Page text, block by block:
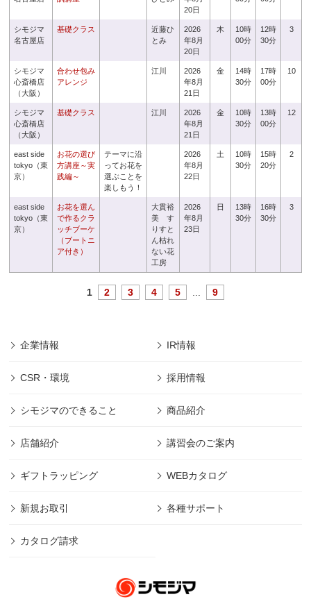
20日
シモジマ
名古屋店
基礎クラス
近藤ひ
とみ
2026
年8月
20日
木
10時
00分
12時
30分
3
シモジマ
心斎橋店
（大阪）
合わせ包み
アレンジ
江川
2026
年8月
21日
金
14時
30分
17時
00分
10
シモジマ
心斎橋店
（大阪）
基礎クラス 江川
2026
年8月
21日
金
10時
30分
13時
00分
12
east side
tokyo（東
京）
お花の選び
方講座～実
践編～
テーマに沿
ってお花を
選ぶことを
楽しもう！
2026
年8月
22日
土
10時
30分
15時
20分
2
east side
tokyo（東
京）
お花を選ん
で作るクラ
ッチブーケ
（ブートニ
ア付き）
大貫裕
美 す
りすと
ん枯れ
ない花
工房
2026
年8月
23日
日
13時
30分
16時
30分
3
1 2 3 4 5 9
企業情報 IR情報
CSR・環境 採用情報
シモジマのできること 商品紹介
店舗紹介 講習会のご案内
ギフトラッピング WEBカタログ
新規お取引 各種サポート
カタログ請求